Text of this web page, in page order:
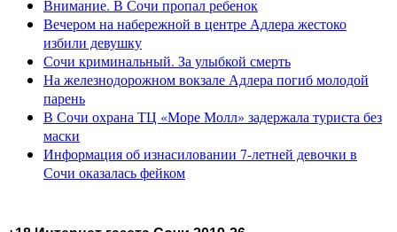
Внимание. В Сочи пропал ребенок
Вечером на набережной в центре Адлера жестоко
избили девушку
Сочи криминальный. За улыбкой смерть
На железнодорожном вокзале Адлера погиб молодой
парень
В Сочи охрана ТЦ «Море Молл» задержала туриста без
маски
Информация об изнасиловании 7-летней девочки в
Сочи оказалась фейком